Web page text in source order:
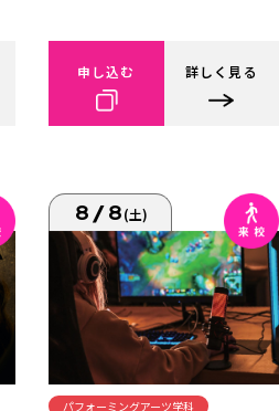
申し込む 詳しく見る
8/8(土)
パフォーミングアーツ学科